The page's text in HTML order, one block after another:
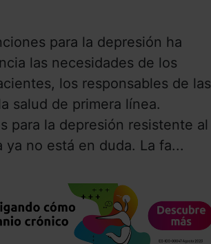
para la depresión ha
las necesidades de los
los responsables de las
salud de primera línea.
para la depresión resistente al
no está en duda. La fa...